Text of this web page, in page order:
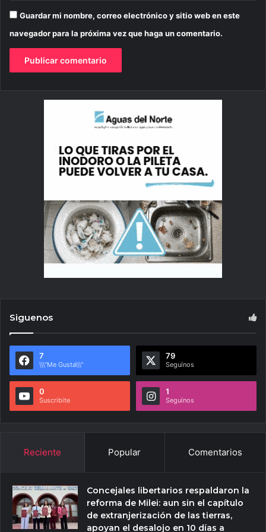
Guardar mi nombre, correo electrónico y sitio web en este
navegador para la próxima vez que haga un comentario.
Siguenos
7
\\\"Me Gusta\\\"
79
Seguínos
0
Suscribite
1
Seguínos
Reciente Popular Comentarios
Concejales libertarios respaldaron la
reforma de Milei: aun sin el capítulo
de extranjerización de las tierras,
apoyan el desalojo en 10 días a